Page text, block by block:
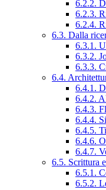
6.2.2.
6.2.3.
6.2.4.
6.3. Dalla
6.3.1.
6.3.2.
6.3.3.
6.4.
6.4.1.
6.4.2.
6.4.3.
6.4.4.
6.4.5.
6.4.6.
6.4.7.
6.5. Scrittura
6.5.1.
6.5.2.